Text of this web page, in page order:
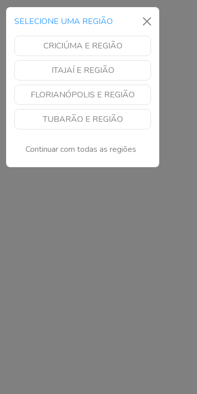
SELECIONE UMA REGIÃO
CRICIÚMA E REGIÃO
ITAJAÍ E REGIÃO
FLORIANÓPOLIS E REGIÃO
TUBARÃO E REGIÃO
Continuar com todas as regiões